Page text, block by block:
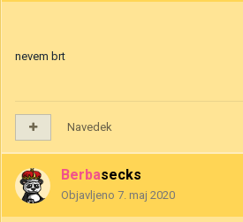
nevem brt
Navedek
Berbasecks
Objavljeno 7. maj 2020